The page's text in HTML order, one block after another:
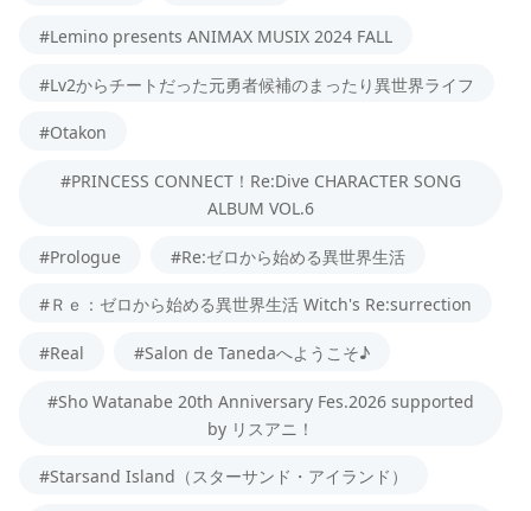
#Lemino presents ANIMAX MUSIX 2024 FALL
#Lv2からチートだった元勇者候補のまったり異世界ライフ
#Otakon
#PRINCESS CONNECT！Re:Dive CHARACTER SONG
ALBUM VOL.6
#Prologue #Re:ゼロから始める異世界生活
#Ｒｅ：ゼロから始める異世界生活 Witch's Re:surrection
#Real #Salon de Tanedaへようこそ♪
#Sho Watanabe 20th Anniversary Fes.2026 supported
by リスアニ！
#Starsand Island（スターサンド・アイランド）